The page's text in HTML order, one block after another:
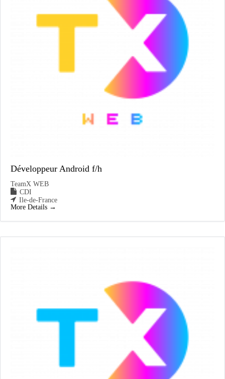
Développeur Android f/h
TeamX WEB
CDI
Ile-de-France
More Details